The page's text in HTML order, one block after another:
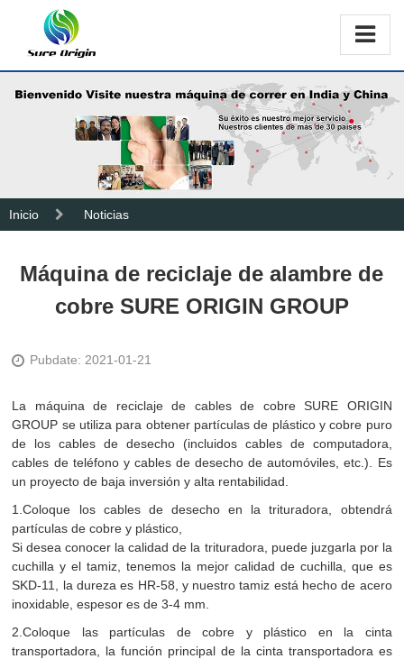
Inicio Noticias
Máquina de reciclaje de alambre de
cobre SURE ORIGIN GROUP
Pubdate: 2021-01-21
La máquina de reciclaje de cables de cobre SURE ORIGIN
GROUP se utiliza para obtener partículas de plástico y cobre puro
de los cables de desecho (incluidos cables de computadora,
cables de teléfono y cables de desecho de automóviles, etc.). Es
un proyecto de baja inversión y alta rentabilidad.
1.Coloque los cables de desecho en la trituradora, obtendrá
partículas de cobre y plástico,
Si desea conocer la calidad de la trituradora, puede juzgarla por la
cuchilla y el tamiz, tenemos la mejor calidad de cuchilla, que es
SKD-11, la dureza es HR-58, y nuestro tamiz está hecho de acero
inoxidable, espesor es de 3-4 mm.
2.Coloque las partículas de cobre y plástico en la cinta
transportadora, la función principal de la cinta transportadora es